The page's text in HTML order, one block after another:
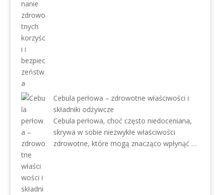
Cebula perłowa – zdrowotne właściwości i
składniki odżywcze
Cebula perłowa, choć często niedoceniana,
skrywa w sobie niezwykłe właściwości
zdrowotne, które mogą znacząco wpłynąć …